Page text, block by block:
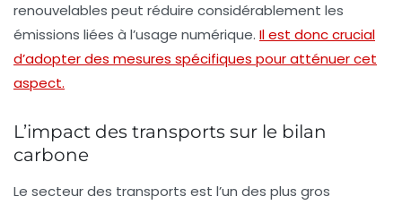
renouvelables peut réduire considérablement les
émissions liées à l’usage numérique. Il est donc crucial
d’adopter des mesures spécifiques pour atténuer cet
aspect.
L’impact des transports sur le bilan
carbone
Le secteur des transports est l’un des plus gros